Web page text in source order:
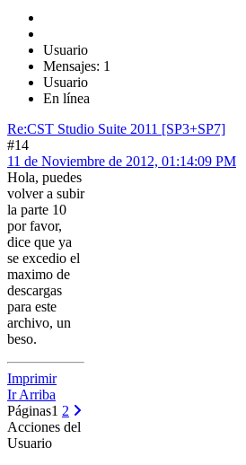
Usuario
Mensajes: 1
Usuario
En línea
Re:CST Studio Suite 2011 [SP3+SP7]
#14
11 de Noviembre de 2012, 01:14:09 PM
Hola, puedes
volver a subir
la parte 10
por favor,
dice que ya
se excedio el
maximo de
descargas
para este
archivo, un
beso.
Imprimir
Ir Arriba
Páginas1 2
Acciones del
Usuario